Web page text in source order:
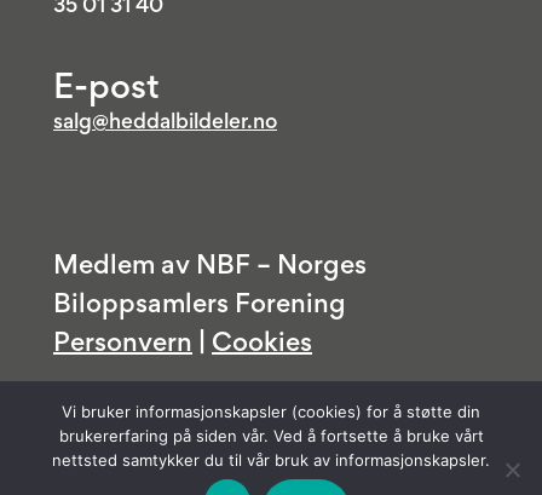
35 01 31 40
E-post
salg@heddalbildeler.no
Medlem av NBF – Norges
Biloppsamlers Forening
Personvern
Cookies
Vi bruker informasjonskapsler (cookies) for å støtte din
brukererfaring på siden vår. Ved å fortsette å bruke vårt
nettsted samtykker du til vår bruk av informasjonskapsler.